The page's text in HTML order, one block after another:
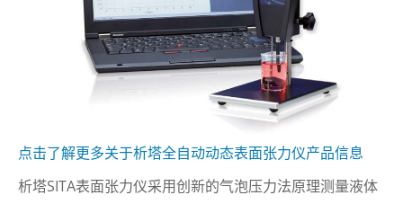
点击了解更多关于析塔全自动动态表面张力仪产品信息
析塔SITA表面张力仪采用创新的气泡压力法原理测量液体